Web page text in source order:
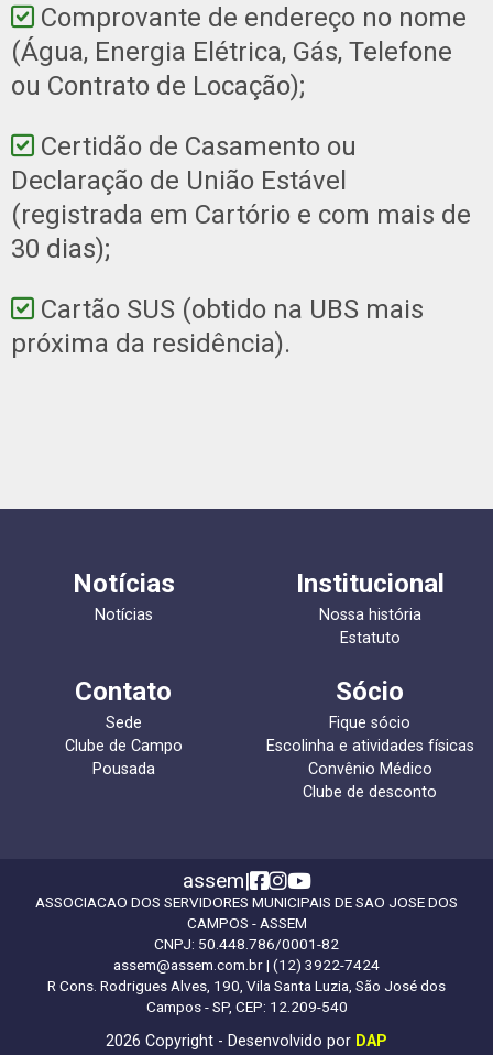
Comprovante de endereço no nome
(Água, Energia Elétrica, Gás, Telefone
ou Contrato de Locação);
Certidão de Casamento ou
Declaração de União Estável
(registrada em Cartório e com mais de
30 dias);
Cartão SUS (obtido na UBS mais
próxima da residência).
Notícias
Notícias
Institucional
Nossa história
Estatuto
Contato
Sede
Clube de Campo
Pousada
Sócio
Fique sócio
Escolinha e atividades físicas
Convênio Médico
Clube de desconto
assem|
ASSOCIACAO DOS SERVIDORES MUNICIPAIS DE SAO JOSE DOS
CAMPOS - ASSEM
CNPJ: 50.448.786/0001-82
assem@assem.com.br| (12) 3922-7424
R Cons. Rodrigues Alves, 190, Vila Santa Luzia, São José dos
Campos - SP, CEP: 12.209-540
2026 Copyright - Desenvolvido por DAP